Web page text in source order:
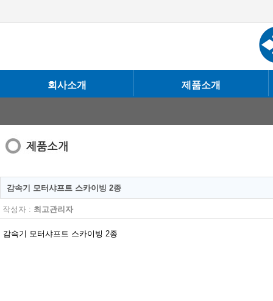
회사소개 제품소개
감속기 모터샤프트 스카이빙 2종
작성자 : 최고관리자
감속기 모터샤프트 스카이빙 2종